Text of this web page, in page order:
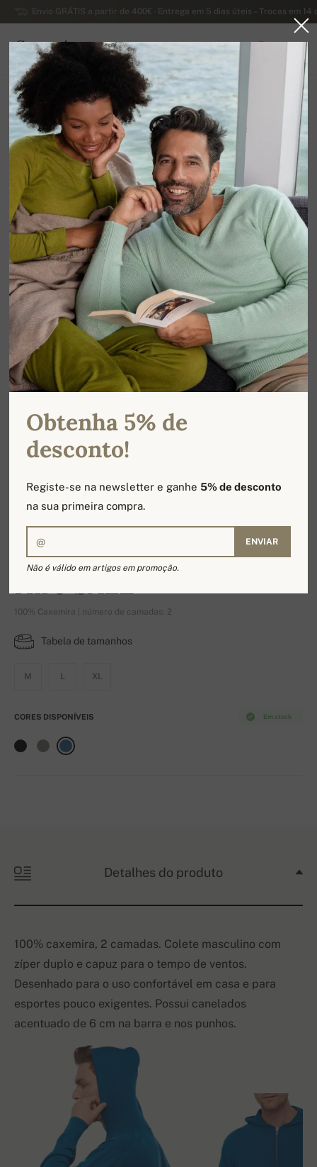
Envio GRÁTIS a partir de 400€ - Entrega em 5 dias úteis – Trocas em
Caxemira
PORTUGAL
Página principal
-21%
Hiro SALE
100% Caxemira | número de camadas: 2
Tabela de tamanhos
M L XL
Em stock
CORES DISPONÍVEIS
Detalhes do produto
100% caxemira, 2 camadas. Colete masculino com
zíper duplo e capuz para o tempo de ventos.
Desenhado para o uso confortável em casa e para
esportes pouco exigentes. Possui canelados
acentuado de 6 cm na barra e nos punhos.
Obtenha 5% de
desconto!
Registe-se na newsletter e ganhe5% de desconto
na sua primeira compra.
ENVIAR
Não é válido em artigos em promoção.